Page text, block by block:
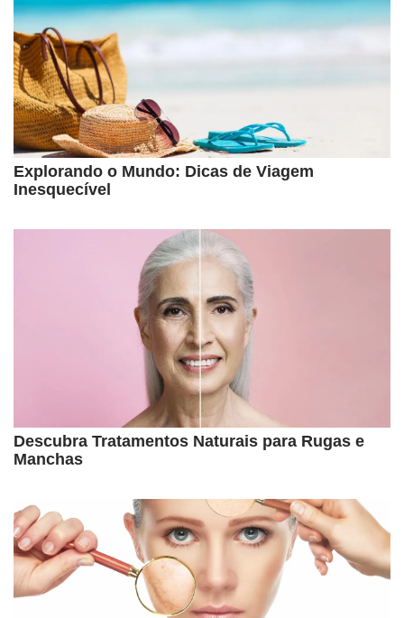
Explorando o Mundo: Dicas de Viagem
Inesquecível
Descubra Tratamentos Naturais para Rugas e
Manchas